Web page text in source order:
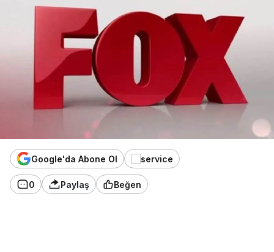
Google'da Abone Ol
0 Paylaş Beğen